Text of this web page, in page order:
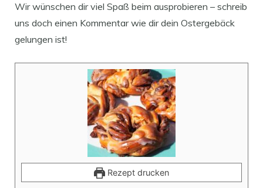
Wir wünschen dir viel Spaß beim ausprobieren – schreib
uns doch einen Kommentar wie dir dein Ostergebäck
gelungen ist!
Rezept drucken